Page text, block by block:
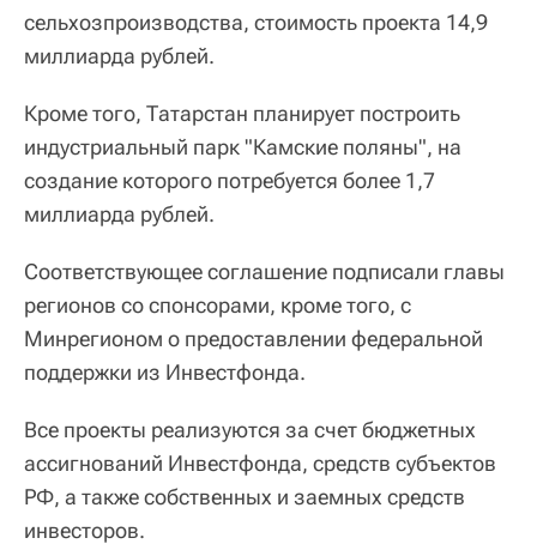
сельхозпроизводства, стоимость проекта 14,9
миллиарда рублей.
Кроме того, Татарстан планирует построить
индустриальный парк "Камские поляны", на
создание которого потребуется более 1,7
миллиарда рублей.
Соответствующее соглашение подписали главы
регионов со спонсорами, кроме того, с
Минрегионом о предоставлении федеральной
поддержки из Инвестфонда.
Все проекты реализуются за счет бюджетных
ассигнований Инвестфонда, средств субъектов
РФ, а также собственных и заемных средств
инвесторов.